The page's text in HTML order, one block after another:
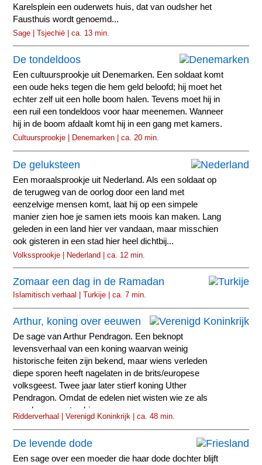
Karelsplein een ouderwets huis, dat van oudsher het
Fausthuis wordt genoemd...
Sage | Tsjechië | ca. 13 min.
De tondeldoos
Een cultuursprookje uit Denemarken. Een soldaat komt
een oude heks tegen die hem geld beloofd; hij moet het
echter zelf uit een holle boom halen. Tevens moet hij in
een ruil een tondeldoos voor haar meenemen. Wanneer
hij in de boom afdaalt komt hij in een gang met kamers.
Cultuursprookje | Denemarken | ca. 20 min.
De geluksteen
Een moraalsprookje uit Nederland. Als een soldaat op
de terugweg van de oorlog door een land met
eenzelvige mensen komt, laat hij op een simpele
manier zien hoe je samen iets moois kan maken. Lang
geleden in een land hier ver vandaan, maar misschien
ook gisteren in een stad hier heel dichtbij...
Volkssprookje | Nederland | ca. 12 min.
Zomaar een dag in de Ramadan
Islamitisch verhaal | Turkije | ca. 7 min.
Arthur, koning over eeuwen
De sage van Arthur Pendragon. Een beknopt
levensverhaal van een koning waarvan weinig
historische feiten zijn bekend, maar wiens verleden
diepe sporen heeft nagelaten in de brits/europese
volksgeest. Twee jaar later stierf koning Uther
Pendragon. Omdat de edelen niet wisten wie ze als
opvolger moesten kiezen...
Ridderverhaal | Verenigd Koninkrijk | ca. 48 min.
De levende dode
Een sage over een moeder die haar dode dochter blijft